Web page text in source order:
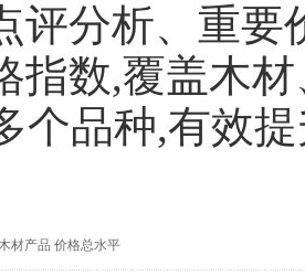
评分析、重要
指数,覆盖木
个品种,有效
材产品 价格总水平